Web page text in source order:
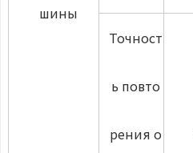
шины
Точност
ь повто
рения о